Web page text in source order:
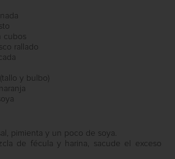
cubos
rallado
y bulbo)
pimienta y un poco de soya.
de fécula y harina, sacude el exceso